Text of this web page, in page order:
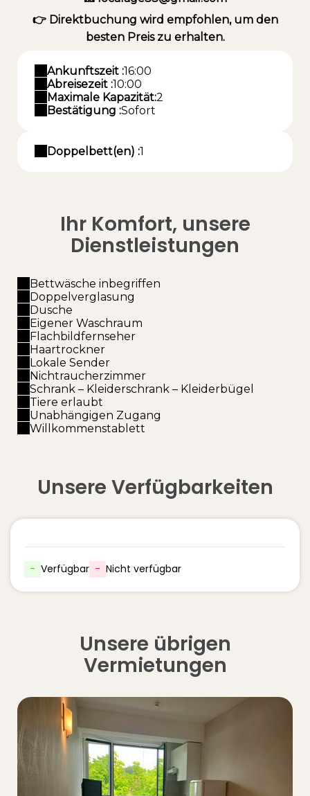
👉 Direktbuchung wird empfohlen, um den
besten Preis zu erhalten.
Ankunftszeit :16:00
Abreisezeit :10:00
Maximale Kapazität:2
Bestätigung :Sofort
Doppelbett(en) :1
Ihr Komfort, unsere
Dienstleistungen
Bettwäsche inbegriffen
Doppelverglasung
Dusche
Eigener Waschraum
Flachbildfernseher
Haartrockner
Lokale Sender
Nichtraucherzimmer
Schrank – Kleiderschrank – Kleiderbügel
Tiere erlaubt
Unabhängigen Zugang
Willkommenstablett
Unsere Verfügbarkeiten
- Verfügbar - Nicht verfügbar
Unsere übrigen
Vermietungen